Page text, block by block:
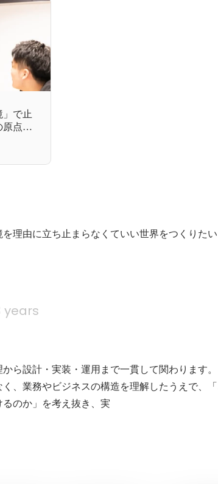
」で止
原点と
理由に立ち止まらなくていい世界をつくりた
years
ら設計・実装・運用まで一貫して関わります。
、業務やビジネスの構造を理解したうえで、
のか」を考え抜き、実